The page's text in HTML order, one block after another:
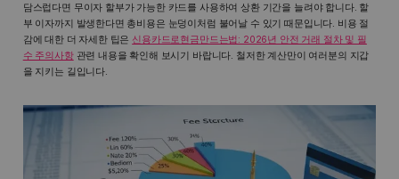
담스럽다면 무이자 할부가 가능한 카드를 사용하여 상환 기간을 늘려야 합니다. 할
부 이자까지 발생한다면 총비용은 눈덩이처럼 불어날 수 있기 때문입니다. 비용 절
감에 대한 더 자세한 팁은 신용카드로현금만드는법: 2026년 안전 거래 절차 및 필
수 주의사항관련 내용을 확인해 보시기 바랍니다. 철저한 계산만이 여러분의 지갑
을 지키는 길입니다.